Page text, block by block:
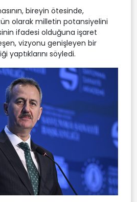
bireyin ötesinde,
olarak milletin potansiyelini
ifadesi olduğuna işaret
vizyonu genişleyen bir
yaptıklarını söyledi.